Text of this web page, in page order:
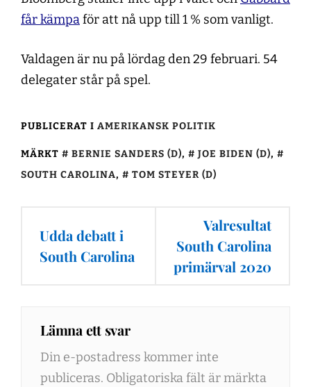
får kämpaför att nå upp till 1 % som vanligt.
Valdagen är nu på lördag den 29 februari. 54
delegater står på spel.
PUBLICERAT I AMERIKANSK POLITIK
MÄRKT BERNIE SANDERS (D), JOE BIDEN (D),
SOUTH CAROLINA, TOM STEYER (D)
Udda debatt i
South Carolina
Valresultat
South Carolina
primärval 2020
Lämna ett svar
Din e-postadress kommer inte
publiceras. Obligatoriska fält är märkta